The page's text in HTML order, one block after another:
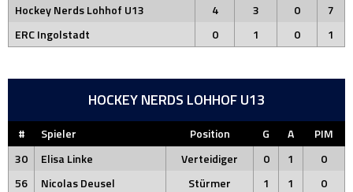
Hockey Nerds Lohhof U13
4 3 0
7
ERC Ingolstadt
0 1 0 1
HOCKEY NERDS LOHHOF U13
# Spieler Position G A
PIM
30
Elisa Linke Verteidiger 0 1
0
56
Nicolas Deusel Stürmer 1 1
0